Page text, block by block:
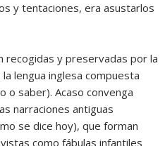
y tentaciones, era asustarlos
recogidas y preservadas por la
lengua inglesa compuesta
o saber). Acaso convenga
narraciones antiguas
se dice hoy), que forman
como fábulas infantiles